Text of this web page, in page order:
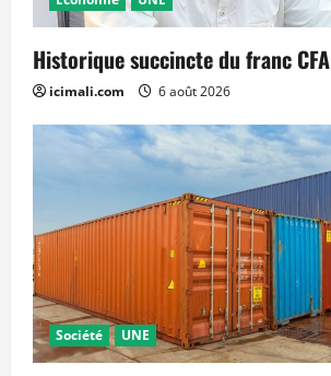
Historique succincte du franc CFA
icimali.com 6 août 2026
Société UNE